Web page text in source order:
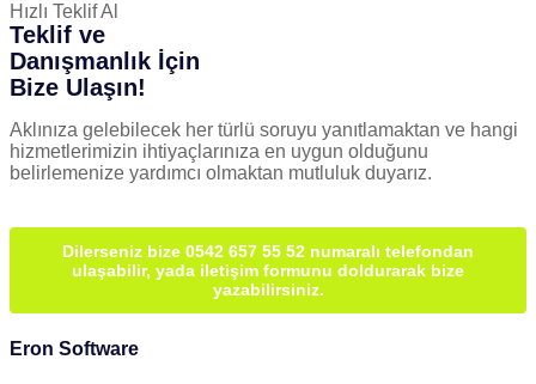
Hızlı Teklif Al
Teklif ve
Danışmanlık İçin
Bize Ulaşın!
Aklınıza gelebilecek her türlü soruyu yanıtlamaktan ve hangi
hizmetlerimizin ihtiyaçlarınıza en uygun olduğunu
belirlemenize yardımcı olmaktan mutluluk duyarız.
Dilerseniz bize 0542 657 55 52 numaralı telefondan
ulaşabilir, yada iletişim formunu doldurarak bize
yazabilirsiniz.
Eron Software